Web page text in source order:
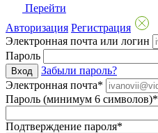
Перейти
Авторизация Регистрация
Электронная почта или логин
Пароль
Вход
Забыли пароль?
Электронная почта*
Пароль (минимум 6 символов)*
Подтверждение пароля*